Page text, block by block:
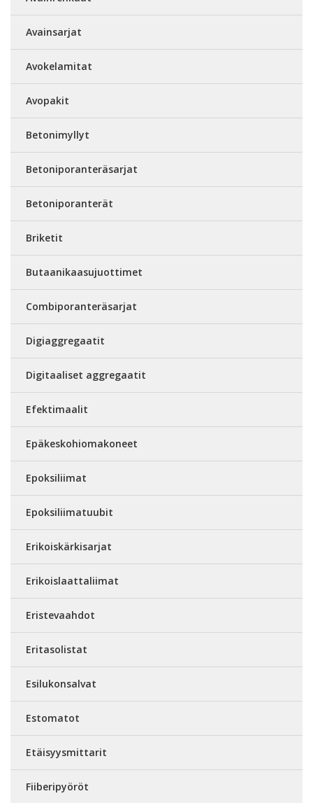
Avainsarjat
Avokelamitat
Avopakit
Betonimyllyt
Betoniporanteräsarjat
Betoniporanterät
Briketit
Butaanikaasujuottimet
Combiporanteräsarjat
Digiaggregaatit
Digitaaliset aggregaatit
Efektimaalit
Epäkeskohiomakoneet
Epoksiliimat
Epoksiliimatuubit
Erikoiskärkisarjat
Erikoislaattaliimat
Eristevaahdot
Eritasolistat
Esilukonsalvat
Estomatot
Etäisyysmittarit
Fiiberipyöröt